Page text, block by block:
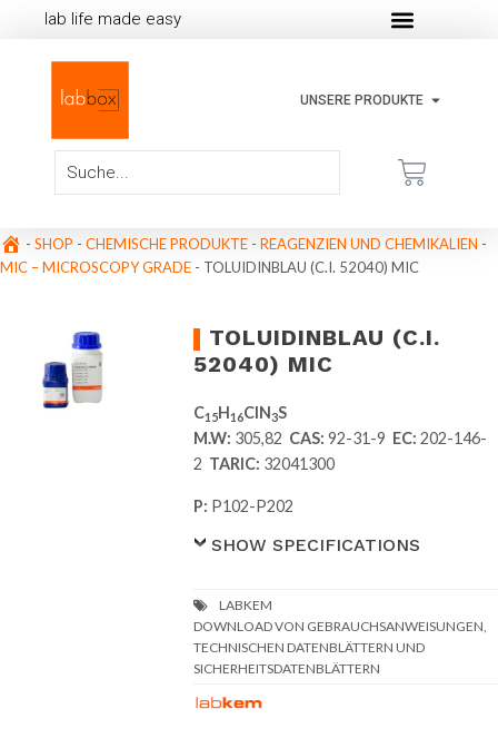
lab life made easy
UNSERE PRODUKTE
- SHOP - CHEMISCHE PRODUKTE - REAGENZIEN UND CHEMIKALIEN -
MIC – MICROSCOPY GRADE - TOLUIDINBLAU (C.I. 52040) MIC
TOLUIDINBLAU (C.I.
52040) MIC
C15H16ClN3S
M.W: 305,82 CAS:92-31-9 EC:202-146-
2 TARIC: 32041300
P: P102-P202
SHOW SPECIFICATIONS
DOWNLOAD VON GEBRAUCHSANWEISUNGEN,
TECHNISCHEN DATENBLÄTTERN UND
SICHERHEITSDATENBLÄTTERN